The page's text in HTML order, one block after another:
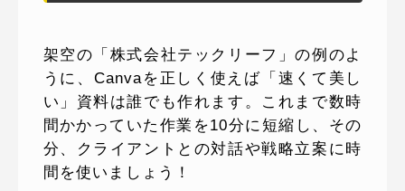
架空の「株式会社テックリーフ」の例のよ
うに、Canvaを正しく使えば「速くて美し
い」資料は誰でも作れます。これまで数時
間かかっていた作業を10分に短縮し、その
分、クライアントとの対話や戦略立案に時
間を使いましょう！